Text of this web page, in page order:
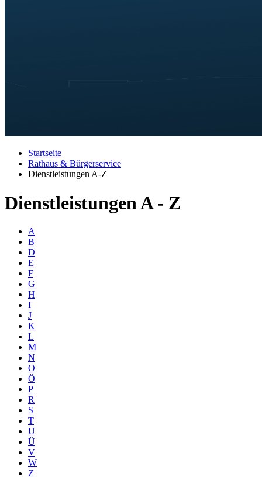
Startseite
Rathaus & Bürgerservice
Dienstleistungen A-Z
Dienstleistungen A - Z
A
B
D
E
F
G
H
I
J
K
L
M
N
O
Ö
P
R
S
T
U
Ü
V
W
Z